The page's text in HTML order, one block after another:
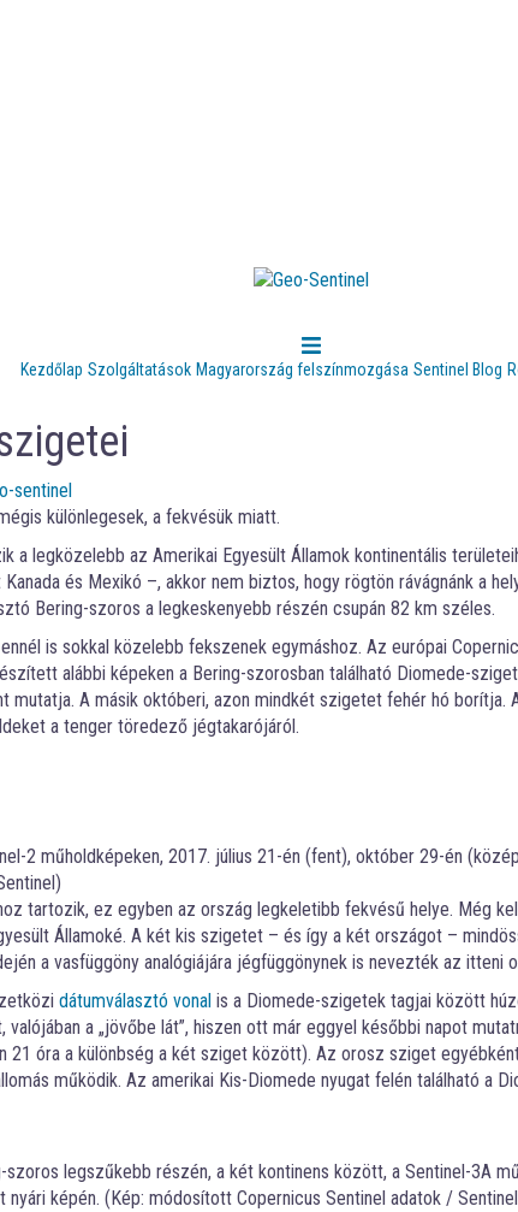
Kezdőlap Szolgáltatások Magyarország felszínmozgása Sentinel Blog
sentinel
különlegesek, a fekvésük miatt.
a legközelebb az Amerikai Egyesült Államok kontinentális
és Mexikó –, akkor nem biztos, hogy rögtön rávágnánk a
Bering-szoros a legkeskenyebb részén csupán 82 km széles.
is sokkal közelebb fekszenek egymáshoz. Az európai
alábbi képeken a Bering-szorosban található Diomede-
mutatja. A másik októberi, azon mindkét szigetet fehér hó borítja.
a tenger töredező jégtakarójáról.
2 műholdképeken, 2017. július 21-én (fent), október 29-én
tartozik, ez egyben az ország legkeletibb fekvésű helye. Még
Államoké. A két kis szigetet – és így a két országot –
a vasfüggöny analógiájára jégfüggönynek is nevezték az itteni
dátumválasztó vonal is a Diomede-szigetek tagjai között
a „jövőbe lát”, hiszen ott már eggyel későbbi napot
21 óra a különbség a két sziget között). Az orosz sziget
működik. Az amerikai Kis-Diomede nyugat felén található a
legszűkebb részén, a két kontinens között, a Sentinel-3A
képén. (Kép: módosított Copernicus Sentinel adatok / Sentinel